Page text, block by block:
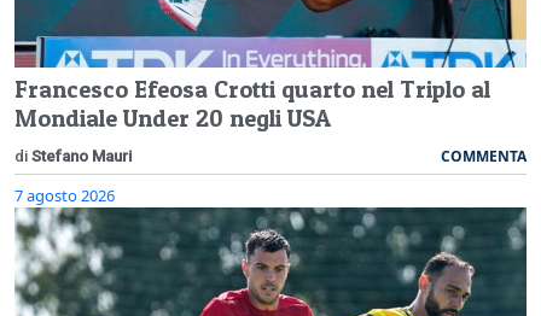
Francesco Efeosa Crotti quarto nel Triplo al
Mondiale Under 20 negli USA
di Stefano Mauri COMMENTA
7 agosto 2026